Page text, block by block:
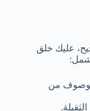
عليك خلق
من